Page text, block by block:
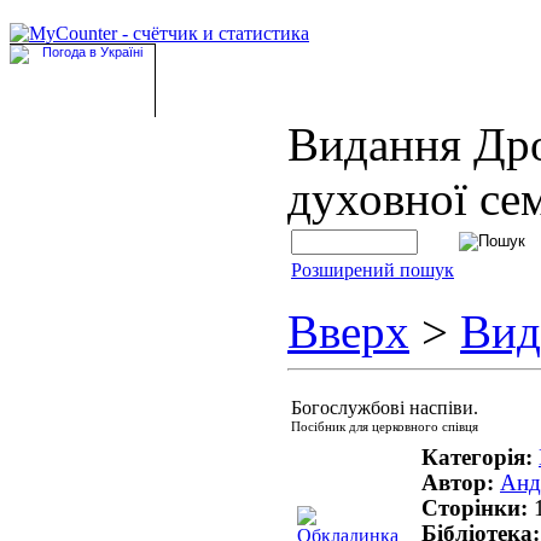
Видання
духовної
Розширений пошук
Вверх >
Богослужбові наспіви.
Посібник для церковного співця
Категорія:
Автор:
Сторінки: